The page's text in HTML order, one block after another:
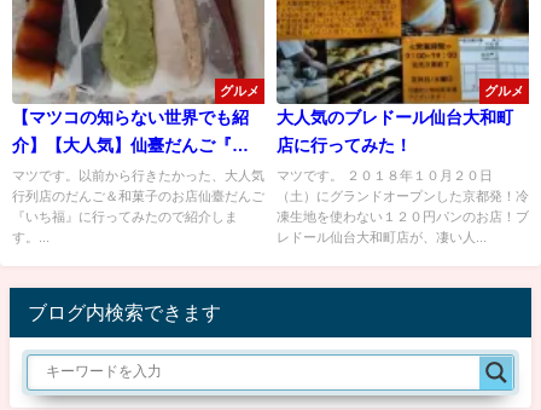
グルメ
【マツコの知らない世界でも紹
介】【大人気】仙臺だんご『い
ち福』のだんご＆和菓子が旨過
ぎる！
マツです。以前から行きたかった、大人気
行列店のだんご＆和菓子のお店仙臺だんご
『いち福』に行ってみたので紹介しま
す。...
グルメ
大人気のブレドール仙台大和町
店に行ってみた！
マツです。 ２０１８年１０月２０日
（土）にグランドオープンした京都発！冷
凍生地を使わない１２０円パンのお店！ブ
レドール仙台大和町店が、凄い人...
ブログ内検索できます